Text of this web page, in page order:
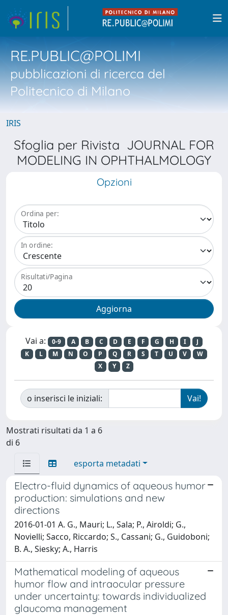
RE.PUBLIC@POLIMI
pubblicazioni di ricerca del
Politecnico di Milano
IRIS
Sfoglia per Rivista JOURNAL FOR
MODELING IN OPHTHALMOLOGY
Opzioni
Ordina per:
In ordine:
Risultati/Pagina
Vai a: 0-9 A B C D E F G H I
J
K
L M N O P Q R S T U V
W
X
Y Z
o inserisci le iniziali:
Mostrati risultati da 1 a 6
di 6
esporta metadati
Electro-fluid dynamics of aqueous humor
production: simulations and new
directions
2016-01-01 A. G., Mauri; L., Sala; P., Airoldi; G.,
Novielli; Sacco, Riccardo; S., Cassani; G., Guidoboni;
B. A., Siesky; A., Harris
Mathematical modeling of aqueous
humor flow and intraocular pressure
under uncertainty: towards individualized
glaucoma management